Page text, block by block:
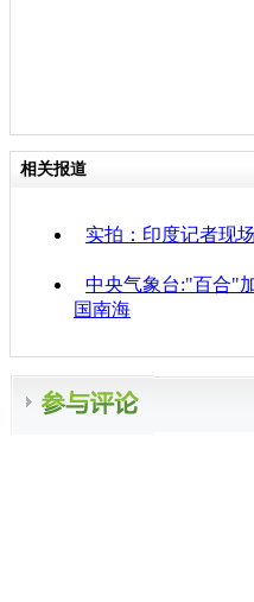
相关报道
实拍：印度记者现
中央气象台:"百合"
国南海